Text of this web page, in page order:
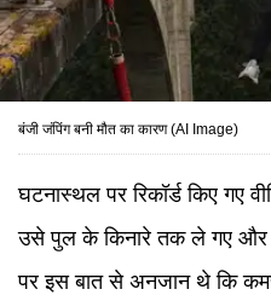
बंजी जंपिंग बनी मौत का कारण (AI Image)
घटनास्थल पर रिकॉर्ड किए गए
उसे पुल के किनारे तक ले गए और
पर इस बात से अनजान थे कि कमर